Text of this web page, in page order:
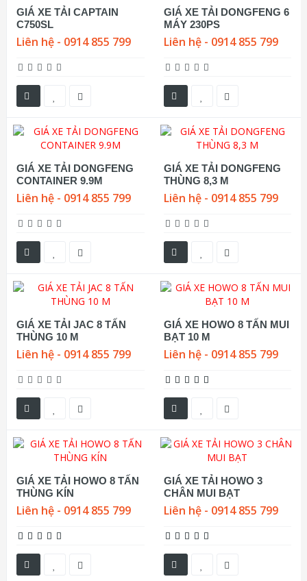
GIÁ XE TẢI CAPTAIN
C750SL
Liên hệ - 0914 855 799
GIÁ XE TẢI DONGFENG 6
MÁY 230PS
Liên hệ - 0914 855 799
GIÁ XE TẢI DONGFENG
CONTAINER 9.9M
Liên hệ - 0914 855 799
GIÁ XE TẢI DONGFENG
THÙNG 8,3 M
Liên hệ - 0914 855 799
GIÁ XE TẢI JAC 8 TẤN
THÙNG 10 M
Liên hệ - 0914 855 799
GIÁ XE HOWO 8 TẤN MUI
BẠT 10 M
Liên hệ - 0914 855 799
GIÁ XE TẢI HOWO 8 TẤN
THÙNG KÍN
Liên hệ - 0914 855 799
GIÁ XE TẢI HOWO 3
CHÂN MUI BẠT
Liên hệ - 0914 855 799